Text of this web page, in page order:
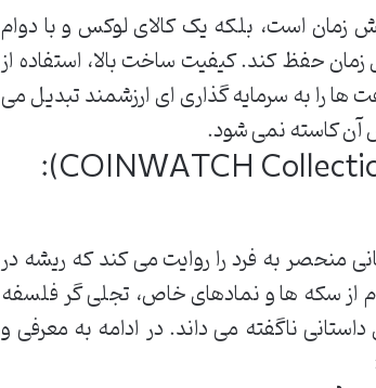
زمان است، بلکه یک کالای لوکس و با دوام
حفظ کند. کیفیت ساخت بالا، استفاده از
ها را به سرمایه گذاری ای ارزشمند تبدیل می
آن کاسته نمی شود.
مجموعه های ساعت کوین واچ (COINWATCH Collections):
منحصر به فرد را روایت می کند که ریشه در
از سکه ها و نمادهای خاص، تجلی گر فلسفه
ناگفته می داند. در ادامه به معرفی و